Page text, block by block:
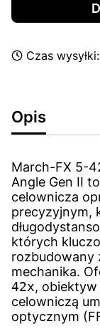
Czas wysyłki:
Opis
March-FX 5-
Angle Gen II
celownicza
precyzyjnym,
których
rozbudowany
mechanika.
42x,
celowniczą
optycznym